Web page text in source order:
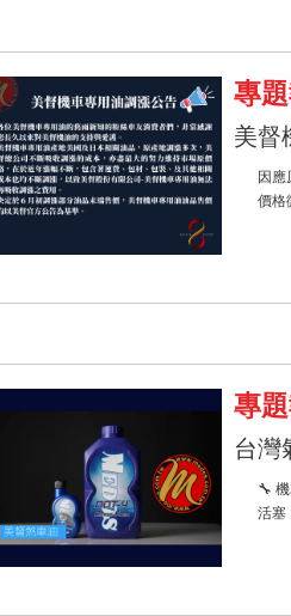
專
美督
因
價格
專
台灣
🔧
活塞